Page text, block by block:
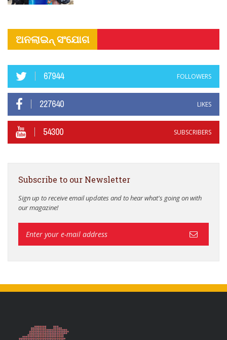
ଅନଲାଇନ୍ ସଂଯୋଗ
67944 FOLLOWERS
227640 LIKES
54300 SUBSCRIBERS
Subscribe to our Newsletter
Sign up to receive email updates and to hear what's going on with
our magazine!